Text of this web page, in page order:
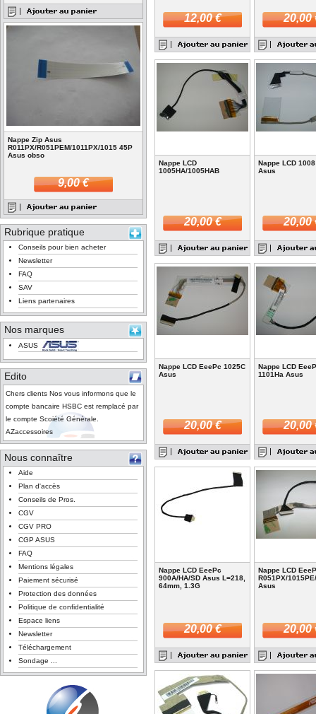
Nappe Zip Asus
R011PX/R051PEM/1011PX/1015 45P
Asus obso
9,00 €
Rubrique pratique
Conseils pour bien acheter
Newsletter
FAQ
SAV
Liens partenaires
Nos marques
ASUS
Edito
Chers clients Nos vous informons que le
compte bancaire HSBC est remplacé par
le compte Scoiété Générale.
AZaccessoires
Nous connaître
Aide
Plan d'accès
Conseils de Pros.
CGV
CGV PRO
CGP ASUS
FAQ
Mentions légales
Paiement sécurisé
Protection des données
Politique de confidentialité
Espace liens
Newsletter
Téléchargement
Sondage ...
12,00 € 20,00
Nappe LCD
1005HA/1005HAB
20,00 €
Nappe LCD
Asus
20,00
Nappe LCD EeePc 1025C
Asus
20,00 €
Nappe LCD
1101Ha Asus
20,00
Nappe LCD EeePc
900A/HA/SD Asus L=218,
64mm, 1.3G
20,00 €
Nappe LCD
R051PX/
Asus
20,00